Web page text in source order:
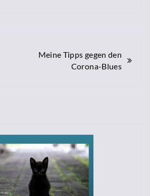
Meine Tipps gegen den
Corona-Blues